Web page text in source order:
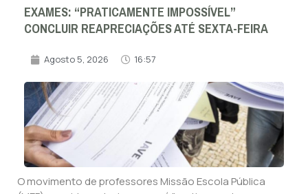
EXAMES: “PRATICAMENTE IMPOSSÍVEL”
CONCLUIR REAPRECIAÇÕES ATÉ SEXTA-FEIRA
Agosto 5, 2026 16:57
O movimento de professores Missão Escola Pública